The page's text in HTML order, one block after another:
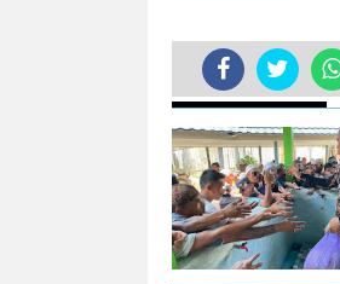
Membangun
BERITA TERKINI